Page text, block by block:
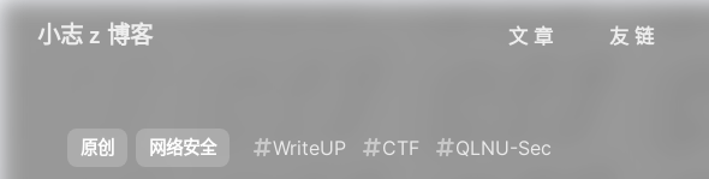
小志 z 博客 文章 友链
原创 网络安全 WriteUP CTF QLNU-Sec